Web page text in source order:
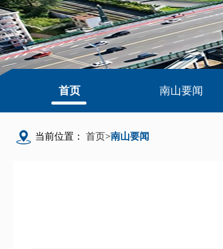
首页 南山要闻
当前位置： 首页>南山要闻